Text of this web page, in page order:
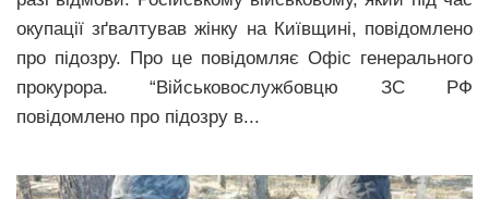
окупації зґвалтував жінку на Київщині, повідомлено
про підозру. Про це повідомляє Офіс генерального
прокурора. “Військовослужбовцю ЗС РФ
повідомлено про підозру в...